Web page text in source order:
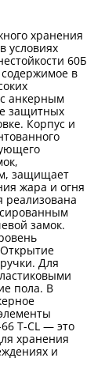
хранения
условиях
60Б
содержимое в
анкерным
защитных
Корпус и
защищает
жара и огня
реализована
замок.
Для
пола. В
T-CL — это
хранения
и